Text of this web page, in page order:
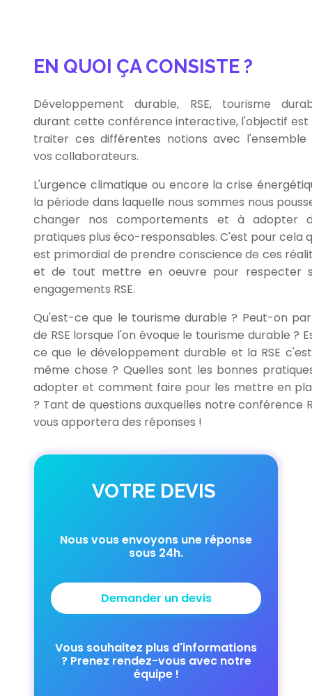
EN QUOI ÇA CONSISTE ?
Développement durable, RSE, tourisme
durant cette conférence interactive, l'objectif est
traiter ces différentes notions avec l'ensemble
vos collaborateurs.
L'urgence climatique ou encore la crise
la période dans laquelle nous sommes nous
changer nos comportements et à adopter
pratiques plus éco-responsables. C'est pour cela
est primordial de prendre conscience de ces
et de tout mettre en oeuvre pour respecter
engagements RSE.
Qu'est-ce que le tourisme durable ? Peut-on
de RSE lorsque l'on évoque le tourisme durable ?
ce que le développement durable et la RSE
même chose ? Quelles sont les bonnes
adopter et comment faire pour les mettre en
? Tant de questions auxquelles notre conférence
vous apportera des réponses !
VOTRE DEVIS
Nous vous envoyons une réponse
sous 24h.
Demander un devis
Vous souhaitez plus d'informations
? Prenez rendez-vous avec notre
équipe !